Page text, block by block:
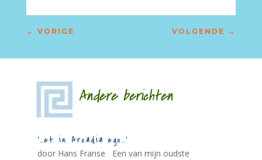
← VORIGE VOLGENDE →
Andere berichten
‘…et in Arcadia ego…’
door Hans Franse Een van mijn oudste